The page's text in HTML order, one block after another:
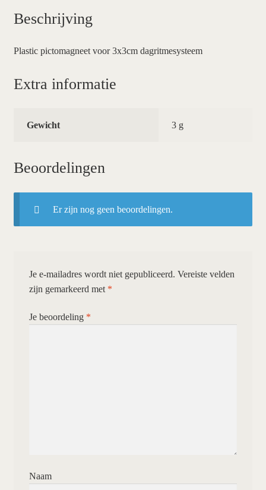
Beschrijving
Plastic pictomagneet voor 3x3cm dagritmesysteem
Extra informatie
Gewicht 3 g
Beoordelingen
Er zijn nog geen beoordelingen.
Je e-mailadres wordt niet gepubliceerd. Vereiste velden
zijn gemarkeerd met *
Je beoordeling *
Naam